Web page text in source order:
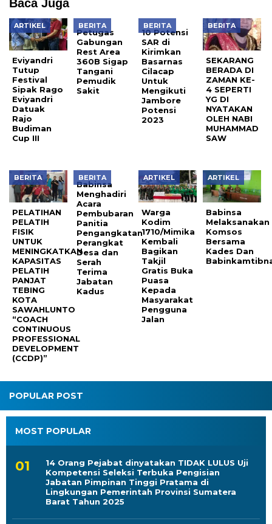
Baca Juga
ARTIKEL
Eviyandri
Tutup
Festival
Sipak Rago
Eviyandri
Datuak
Rajo
Budiman
Cup III
BERITA
Petugas
Gabungan
Rest Area
360B Sigap
Tangani
Pemudik
Sakit
BERITA
10 Potensi
SAR di
Kirimkan
Basarnas
Cilacap
Untuk
Mengikuti
Jambore
Potensi
2023
BERITA
SEKARANG
BERADA DI
ZAMAN KE-
4 SEPERTI
YG DI
NYATAKAN
OLEH NABI
MUHAMMAD
SAW
BERITA
PELATIHAN
PELATIH
FISIK
UNTUK
MENINGKATKAN
KAPASITAS
PELATIH
PANJAT
TEBING
KOTA
SAWAHLUNTO
“COACH
CONTINUOUS
PROFESSIONAL
DEVELOPMENT
(CCDP)”
BERITA
Babinsa
Menghadiri
Acara
Pembubaran
Panitia
Pengangkatan
Perangkat
Desa dan
Serah
Terima
Jabatan
Kadus
ARTIKEL
Warga
Kodim
1710/Mimika
Kembali
Bagikan
Takjil
Gratis Buka
Puasa
Kepada
Masyarakat
Pengguna
Jalan
ARTIKEL
Babinsa
Melaksanakan
Komsos
Bersama
Kades Dan
POPULAR POST
MOST POPULAR
14 Orang Pejabat dinyatakan TIDAK LULUS Uji
Kompetensi Seleksi Terbuka Pengisian
Jabatan Pimpinan Tinggi Pratama di
Lingkungan Pemerintah Provinsi Sumatera
Barat Tahun 2025